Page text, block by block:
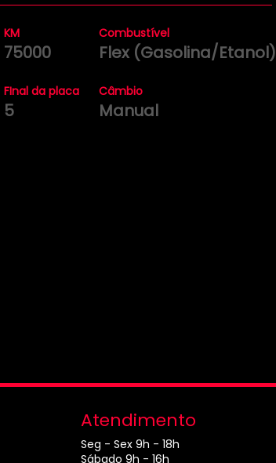
KM
75000
FInal da placa
5
Combustível
Flex (Gasolina/Etanol)
Câmbio
Manual
Atendimento
Seg - Sex 9h - 18h
Sábado 9h - 16h